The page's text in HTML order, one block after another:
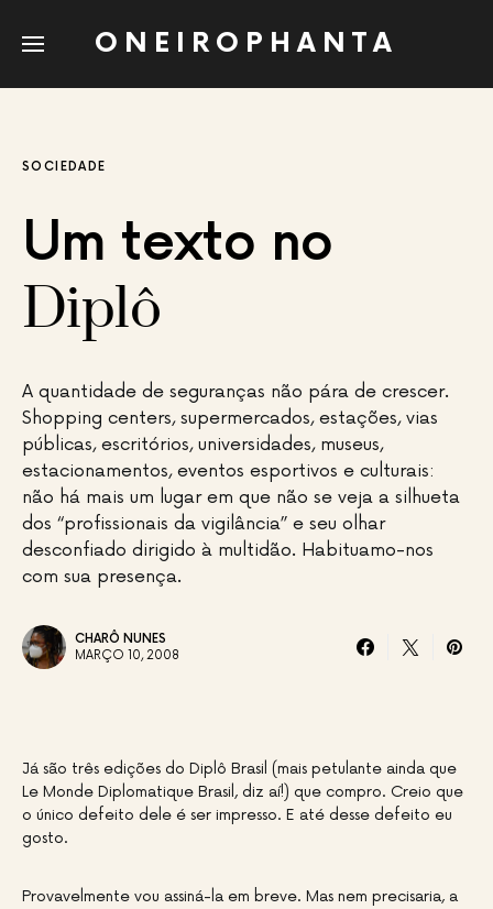
ONEIROPHANTA
SOCIEDADE
Um texto no
Diplô
A quantidade de seguranças não pára de crescer.
Shopping centers, supermercados, estações, vias
públicas, escritórios, universidades, museus,
estacionamentos, eventos esportivos e culturais:
não há mais um lugar em que não se veja a silhueta
dos “profissionais da vigilância” e seu olhar
desconfiado dirigido à multidão. Habituamo-nos
com sua presença.
CHARÔ NUNES
MARÇO 10, 2008
Já são três edições do Diplô Brasil (mais petulante ainda que
Le Monde Diplomatique Brasil, diz aí!) que compro. Creio que
o único defeito dele é ser impresso. E até desse defeito eu
gosto.
Provavelmente vou assiná-la em breve. Mas nem precisaria, a